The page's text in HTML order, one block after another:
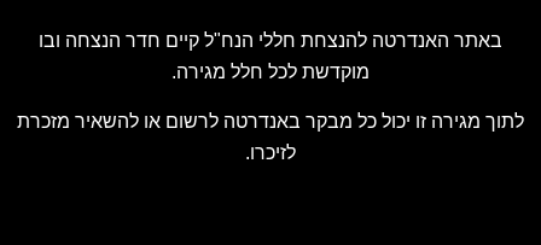
באתר האנדרטה להנצחת חללי הנח"ל קיים חדר הנצחה ובו
מוקדשת לכל חלל מגירה.
לתוך מגירה זו יכול כל מבקר באנדרטה לרשום או להשאיר מזכרת
לזיכרו.